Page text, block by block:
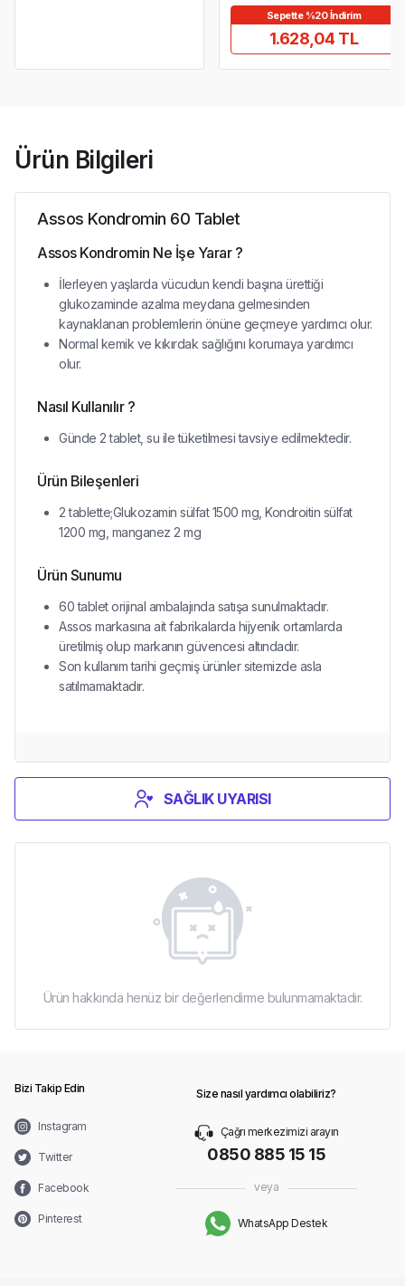
Sepette %20 İndirim
1.628,04 TL
Ürün Bilgileri
Assos Kondromin 60 Tablet
Assos Kondromin Ne İşe Yarar ?
İlerleyen yaşlarda vücudun kendi başına ürettiği
glukozaminde azalma meydana gelmesinden
kaynaklanan problemlerin önüne geçmeye yardımcı olur.
Normal kemik ve kıkırdak sağlığını korumaya yardımcı
olur.
Nasıl Kullanılır ?
Günde 2 tablet, su ile tüketilmesi tavsiye edilmektedir.
Ürün Bileşenleri
2 tablette;Glukozamin sülfat 1500 mg, Kondroitin sülfat
1200 mg, manganez 2 mg
Ürün Sunumu
60 tablet orijinal ambalajında satışa sunulmaktadır.
Assos markasına ait fabrikalarda hijyenik ortamlarda
üretilmiş olup markanın güvencesi altındadır.
Son kullanım tarihi geçmiş ürünler sitemizde asla
satılmamaktadır.
SAĞLIK UYARISI
Ürün hakkında henüz bir değerlendirme bulunmamaktadır.
Bizi Takip Edin
Instagram
Twitter
Facebook
Pinterest
Size nasıl yardımcı olabiliriz?
Çağrı merkezimizi arayın
0850 885 15 15
veya
WhatsApp Destek